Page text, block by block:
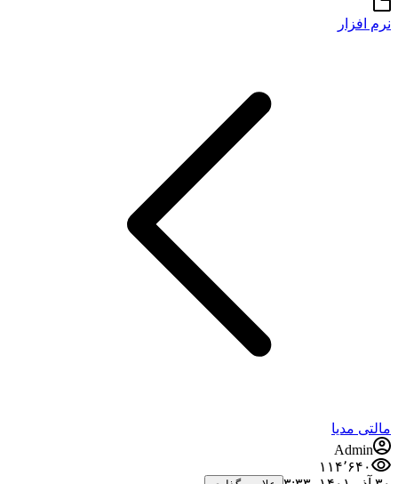
نرم افزار
مالتی مدیا
Admin
۱۱۴٬۶۴۰